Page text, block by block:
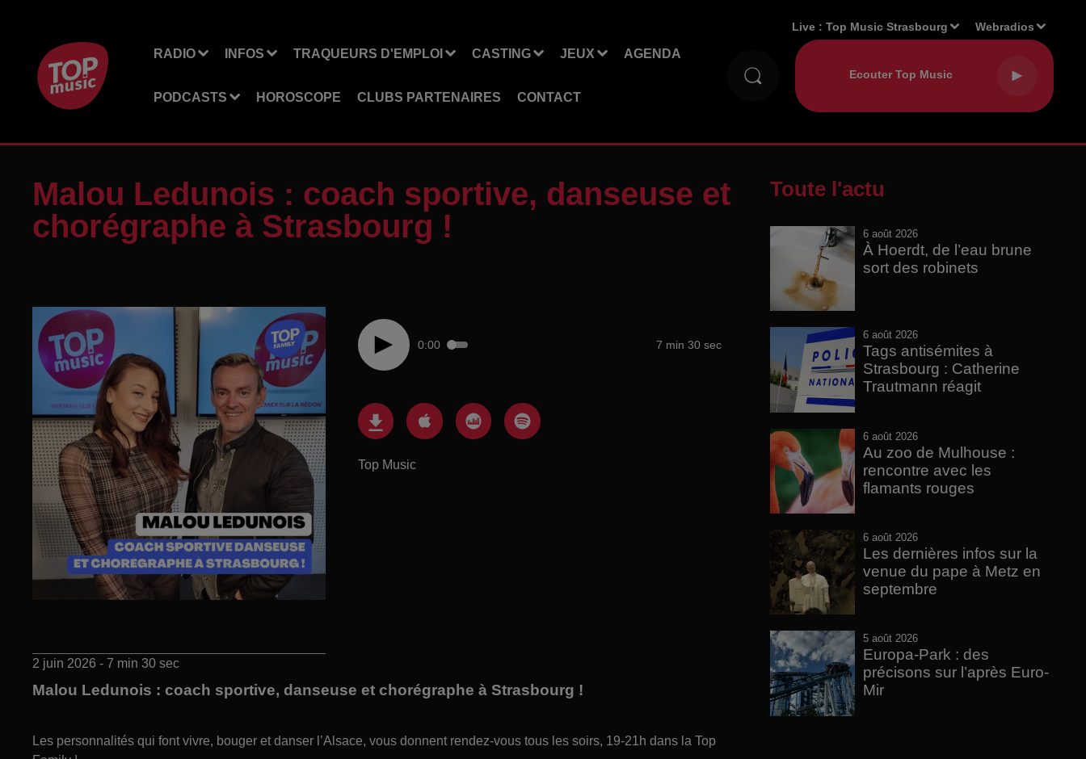
RADIO INFOS TRAQUEURS D'EMPLOI CASTING JEUX AGENDA
PODCASTS HOROSCOPE CLUBS PARTENAIRES CONTACT
Live :Top Music Strasbourg Webradios
Malou Ledunois : coach sportive, danseuse et
chorégraphe à Strasbourg !
0:00 7 min 30 sec
Top Music
2 juin 2026 - 7 min 30 sec
Malou Ledunois : coach sportive, danseuse et chorégraphe à Strasbourg !
Les personnalités qui font vivre, bouger et danser l’Alsace, vous donnent rendez-vous tous les soirs, 19-21h dans la Top
Toute l'actu
6 août 2026
À Hoerdt, de l’eau brune
sort des robinets
6 août 2026
Tags antisémites à
Strasbourg : Catherine
Trautmann réagit
6 août 2026
Au zoo de Mulhouse :
rencontre avec les
flamants rouges
6 août 2026
Les dernières infos sur la
venue du pape à Metz en
septembre
5 août 2026
Europa-Park : des
précisons sur l’après Euro-
Mir